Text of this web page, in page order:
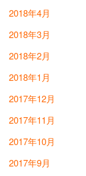
2018年4月
2018年3月
2018年2月
2018年1月
2017年12月
2017年11月
2017年10月
2017年9月